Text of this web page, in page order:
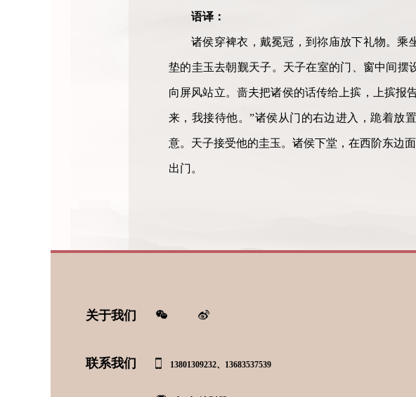
语译：
诸侯穿裨衣，戴冕冠，到祢庙放下礼物。乘
垫的圭玉去朝觐天子。天子在室的门、窗中间
向屏风站立。啬夫把诸侯的话传给上摈，上摈报
来，我接待他。”诸侯从门的右边进入，跪着放
意。天子接受他的圭玉。诸侯下堂，在西阶东边
出门。
关于我们
联系我们 13801309232、13683537539